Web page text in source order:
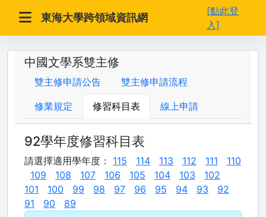
東海大學跨領域資訊網
[點此登
入]
中國文學系雙主修
雙主修申請公告 雙主修申請流程
修業規定 修習科目表 線上申請
92學年度修習科目表
請選擇適用學年度： 115 114 113 112 111
110
109
108 107 106 105 104 103
102
101
100 99 98 97 96 95 94 93
92
91
90 89